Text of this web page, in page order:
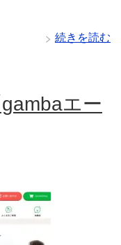
続きを読む
エー